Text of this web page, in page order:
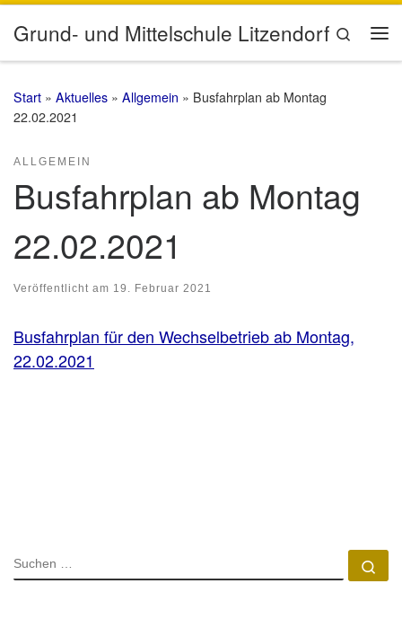
Zum Inhalt springen
Grund- und Mittelschule Litzendorf
Search
Start » Aktuelles » Allgemein » Busfahrplan ab Montag
22.02.2021
ALLGEMEIN
Busfahrplan ab Montag
22.02.2021
Veröffentlicht am 19. Februar 2021
Busfahrplan für den Wechselbetrieb ab Montag,
22.02.2021
SUCHE